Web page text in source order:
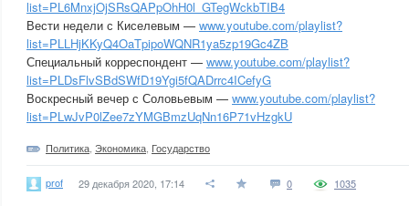
list=PL6MnxjOjSRsQAPpOhH0l_GTegWckbTIB4
Вести недели с Киселевым — www.youtube.com/playlist?
list=PLLHjKKyQ4OaTpipoWQNR1ya5zp19Gc4ZB
Специальный корреспондент — www.youtube.com/playlist?
list=PLDsFlvSBdSWfD19Ygi5fQADrrc4ICefyG
Воскресный вечер с Соловьевым — www.youtube.com/playlist?
list=PLwJvP0lZee7zYMGBmzUqNn16P71vHzgkU
Политика Экономика Государство
prof 29 декабря 2020, 17:14 0 1035